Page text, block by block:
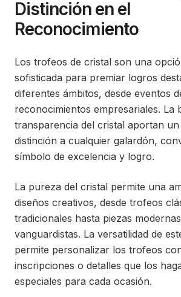
Distinción en el
Reconocimiento
Los trofeos de cristal son una
sofisticada para premiar logros
diferentes ámbitos, desde eventos
reconocimientos empresariales. La
transparencia del cristal aportan un
distinción a cualquier galardón,
símbolo de excelencia y logro.
La pureza del cristal permite una
diseños creativos, desde trofeos
tradicionales hasta piezas
vanguardistas. La versatilidad de
permite personalizar los trofeos
inscripciones o detalles que los
especiales para cada ocasión.